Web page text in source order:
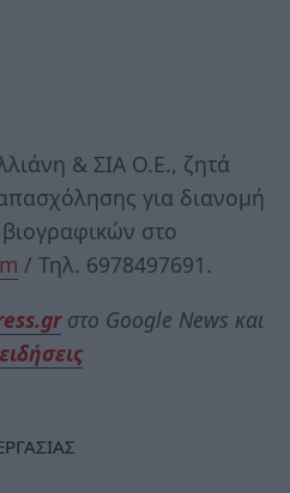
& ΣΙΑ Ο.Ε., ζητά
για διανομή
στο
/ Τηλ. 6978497691.
στο Google News και